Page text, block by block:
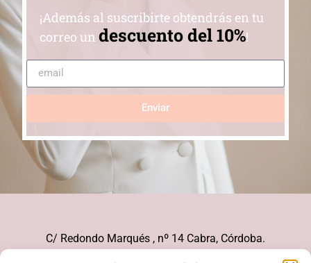
¡Además al suscribirte obtendrás en tu
correo un descuento del 10%!
Enviar
C/ Redondo Marqués , nº 14 Cabra, Córdoba.